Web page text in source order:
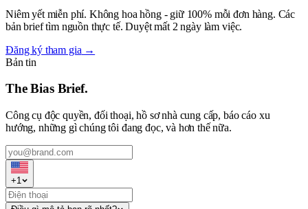
Niêm yết miễn phí. Không hoa hồng - giữ 100% mỗi đơn hàng. Các
bản brief tìm nguồn thực tế. Duyệt mất 2 ngày làm việc.
Đăng ký tham gia →
Bản tin
The Bias Brief.
Công cụ độc quyền, đối thoại, hồ sơ nhà cung cấp, báo cáo xu
hướng, những gì chúng tôi đang đọc, và hơn thế nữa.
+1